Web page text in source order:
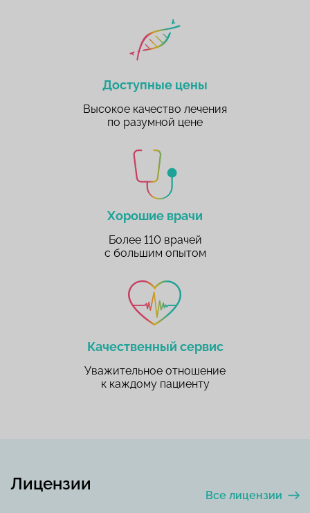
Доступные цены
Высокое качество лечения
по разумной цене
Хорошие врачи
Более 110 врачей
с большим опытом
Качественный сервис
Уважительное отношение
к каждому пациенту
Лицензии
Все лицензии